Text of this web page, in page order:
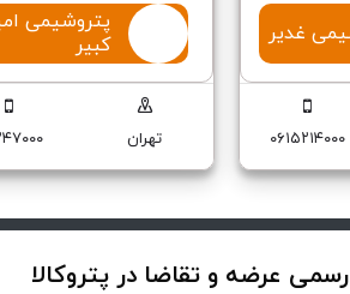
غدیر
۰۶۱۵۲۱۴۰۰۰
پتروشیمی
کبیر
تهران
عرضه و تقاضا در پتروکالا